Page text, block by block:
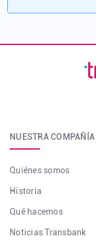
NUESTRA COMPAÑÍA
Quiénes somos
Historia
Qué hacemos
Noticias Transbank